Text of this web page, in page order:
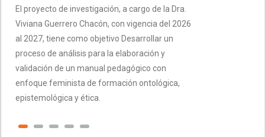
El proyecto de investigación, a cargo de la Dra.
Viviana Guerrero Chacón, con vigencia del 2026
al 2027, tiene como objetivo Desarrollar un
proceso de análisis para la elaboración y
validación de un manual pedagógico con
enfoque feminista de formación ontológica,
epistemológica y ética.